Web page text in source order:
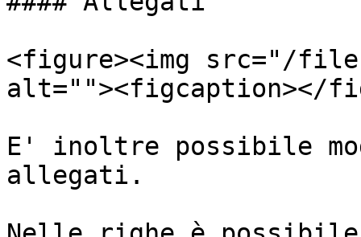
<figure><img src="/
alt=""><figcaption></
E' inoltre possibile
allegati.